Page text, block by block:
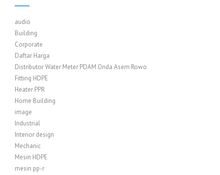
audio
Building
Corporate
Daftar Harga
Distributor Water Meter PDAM Onda Asem Rowo
Fitting HDPE
Heater PPR
Home Building
image
Industrial
Interior design
Mechanic
Mesin HDPE
mesin pp-r